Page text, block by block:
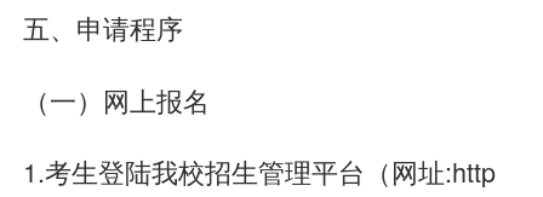
五、申请程序
（一）网上报名
1.考生登陆我校招生管理平台（网址:http